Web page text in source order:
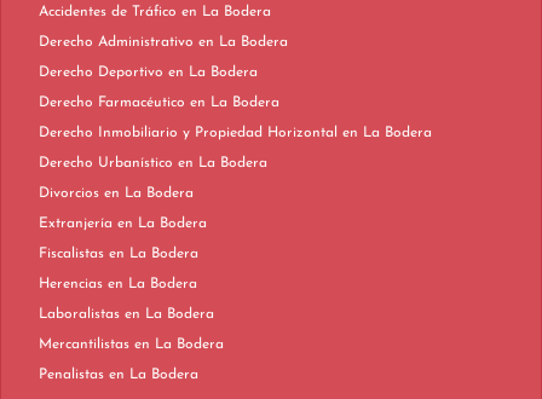
Accidentes de Tráfico en La Bodera
Derecho Administrativo en La Bodera
Derecho Deportivo en La Bodera
Derecho Farmacéutico en La Bodera
Derecho Inmobiliario y Propiedad Horizontal en La Bodera
Derecho Urbanístico en La Bodera
Divorcios en La Bodera
Extranjería en La Bodera
Fiscalistas en La Bodera
Herencias en La Bodera
Laboralistas en La Bodera
Mercantilistas en La Bodera
Penalistas en La Bodera